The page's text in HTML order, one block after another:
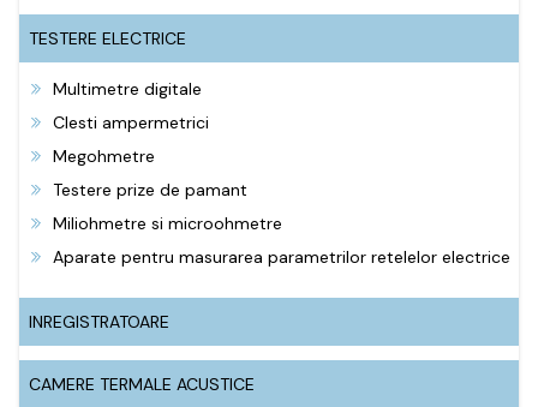
TESTERE ELECTRICE
Multimetre digitale
Clesti ampermetrici
Megohmetre
Testere prize de pamant
Miliohmetre si microohmetre
Aparate pentru masurarea parametrilor retelelor electrice
INREGISTRATOARE
CAMERE TERMALE ACUSTICE